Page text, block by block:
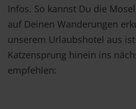
Infos. So kannst Du die
auf Deinen Wanderungen
unserem Urlaubshotel aus
Katzensprung hinein ins
empfehlen: